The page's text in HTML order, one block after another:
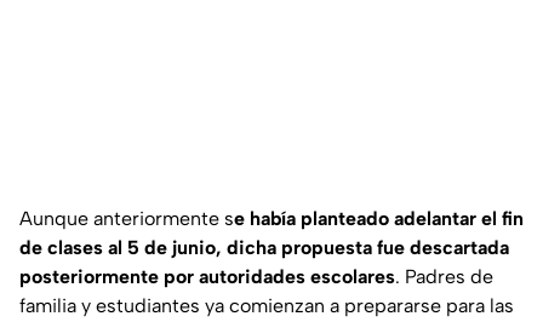
Aunque anteriormente se había planteado adelantar el fin
de clases al 5 de junio, dicha propuesta fue descartada
posteriormente por autoridades escolares. Padres de
familia y estudiantes ya comienzan a prepararse para las